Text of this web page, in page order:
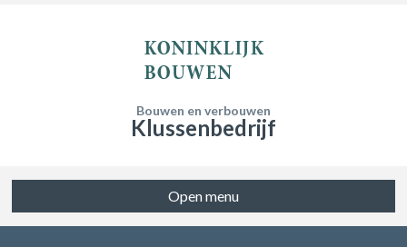
Bouwen en verbouwen
Klussenbedrijf
Open menu